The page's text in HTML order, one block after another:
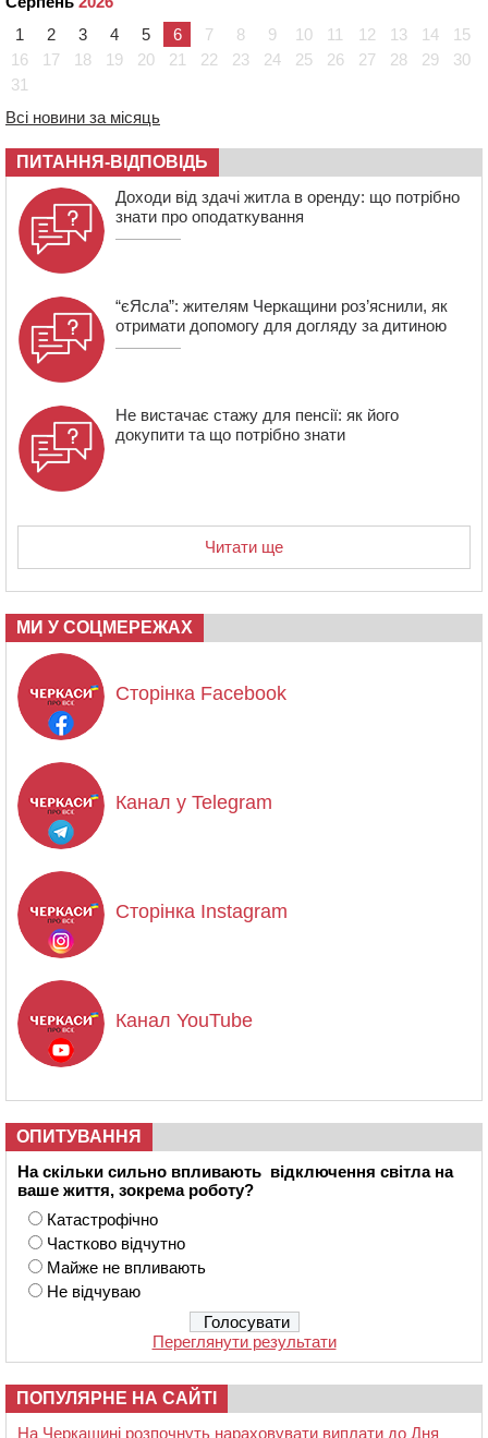
09:42 Ветерани МСК “Дніпро” вибороли бронзу чемпіонату
України
08:57
На Уманщині підрядника зобов’язали сплатити понад
08:20
Обрано претендента на посаду директора
Мокрокалигірського психоневрологічного інтернату
07:23 Уманські міграційники видворили з країни грузина,
який відсидів термін у колонії
1
2 3 4 5 6 7 8 9 10 11 12 13 14
15
16
17 18 19 20 21 22 23 24 25 26 27 28 29
30
31
Всі новини за місяць
ПИТАННЯ-ВІДПОВІДЬ
Доходи від здачі житла в оренду: що потрібно
знати про оподаткування
“єЯсла”: жителям Черкащини роз’яснили, як
отримати допомогу для догляду за дитиною
Не вистачає стажу для пенсії: як його
докупити та що потрібно знати
Читати ще
МИ У СОЦМЕРЕЖАХ
Сторінка Facebook
Канал у Telegram
Сторінка Instagram
Канал YouTube
ОПИТУВАННЯ
На скільки сильно впливають відключення світла на
ваше життя, зокрема роботу?
Катастрофічно
Частково відчутно
Майже не впливають
Не відчуваю
Переглянути результати
ПОПУЛЯРНЕ НА САЙТІ
На Черкащині розпочнуть нараховувати виплати до Дня